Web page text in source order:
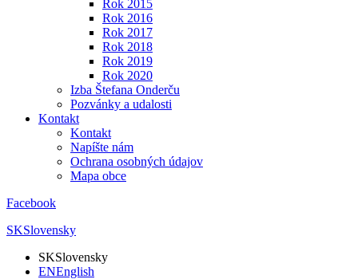
Rok 2015
Rok 2016
Rok 2017
Rok 2018
Rok 2019
Rok 2020
Izba Štefana Onderču
Pozvánky a udalosti
Kontakt
Kontakt
Napíšte nám
Ochrana osobných údajov
Mapa obce
Facebook
SKSlovensky
SKSlovensky
ENEnglish